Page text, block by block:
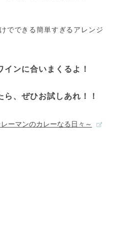
でできる簡単すぎるアレンジ
ンに合いまくるよ！
ーマンのカレーなる日々～